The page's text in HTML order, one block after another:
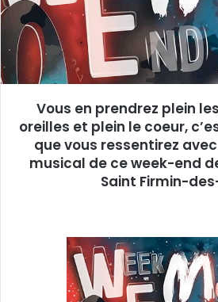
c
u
Vous en prendrez plein
oreilles et plein le coeur,
que vous ressentirez
musical de ce week-end
Saint Firmin-